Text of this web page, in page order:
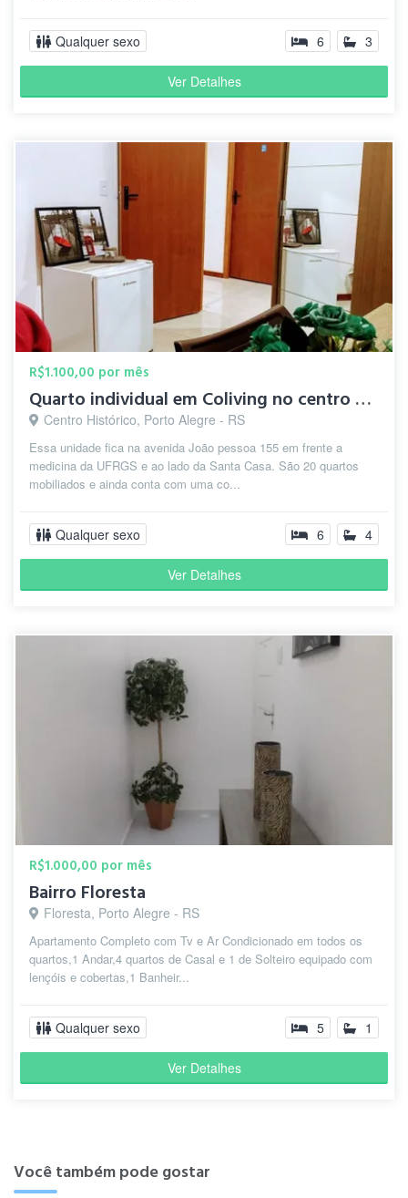
Qualquer sexo 6 3
Ver Detalhes
R$1.100,00 por mês
Quarto individual em Coliving no centro de Porto Alegre
Centro Histórico, Porto Alegre - RS
Essa unidade fica na avenida João pessoa 155 em frente a
medicina da UFRGS e ao lado da Santa Casa. São 20 quartos
mobiliados e ainda conta com uma co...
Qualquer sexo 6 4
Ver Detalhes
R$1.000,00 por mês
Bairro Floresta
Floresta, Porto Alegre - RS
Apartamento Completo com Tv e Ar Condicionado em todos os
quartos,1 Andar,4 quartos de Casal e 1 de Solteiro equipado com
lençóis e cobertas,1 Banheir...
Qualquer sexo 5 1
Ver Detalhes
Você também pode gostar